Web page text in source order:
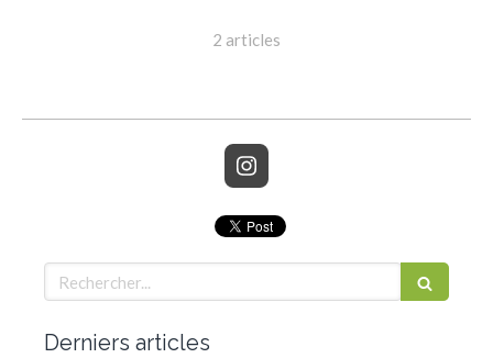
2 articles
Rechercher
Derniers articles